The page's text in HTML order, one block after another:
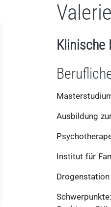
Klinische
Ausbildung
Institut für